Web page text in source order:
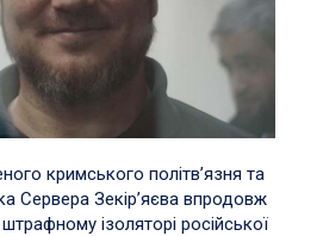
кримського політв’язня та
Сервера Зекір’яєва впродовж
ізоляторі російської